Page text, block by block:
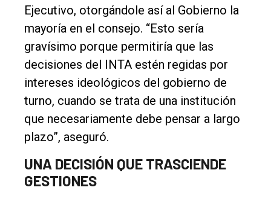
Ejecutivo, otorgándole así al Gobierno la
mayoría en el consejo. “Esto sería
gravísimo porque permitiría que las
decisiones del INTA estén regidas por
intereses ideológicos del gobierno de
turno, cuando se trata de una institución
que necesariamente debe pensar a largo
plazo”, aseguró.
UNA DECISIÓN QUE TRASCIENDE
GESTIONES